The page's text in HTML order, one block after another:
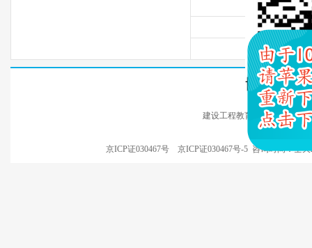
档案管理相关
信息及资
监理用表
主 办：武汉市
技术支持：建
建设工程教育网 版权所
技术支持电话
京ICP证030467号
京ICP证030467号-5 咨询时间：全天